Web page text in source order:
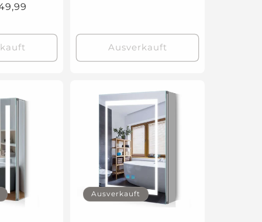
insgesamt
Ausverkauft
Ausverkauft